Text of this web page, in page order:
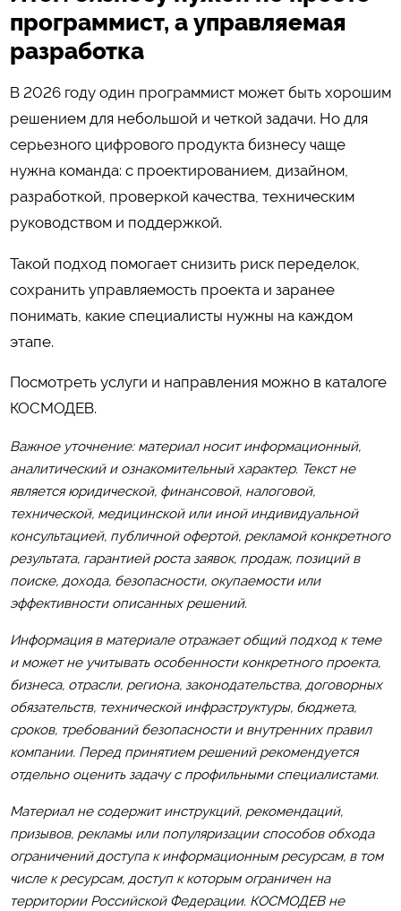
программист, а управляемая
разработка
В 2026 году один программист может быть хорошим
решением для небольшой и четкой задачи. Но для
серьезного цифрового продукта бизнесу чаще
нужна команда: с проектированием, дизайном,
разработкой, проверкой качества, техническим
руководством и поддержкой.
Такой подход помогает снизить риск переделок,
сохранить управляемость проекта и заранее
понимать, какие специалисты нужны на каждом
этапе.
Посмотреть услуги и направления можно в каталоге
КОСМОДЕВ.
Важное уточнение: материал носит информационный,
аналитический и ознакомительный характер. Текст не
является юридической, финансовой, налоговой,
технической, медицинской или иной индивидуальной
консультацией, публичной офертой, рекламой конкретного
результата, гарантией роста заявок, продаж, позиций в
поиске, дохода, безопасности, окупаемости или
эффективности описанных решений.
Информация в материале отражает общий подход к теме
и может не учитывать особенности конкретного проекта,
бизнеса, отрасли, региона, законодательства, договорных
обязательств, технической инфраструктуры, бюджета,
сроков, требований безопасности и внутренних правил
компании. Перед принятием решений рекомендуется
отдельно оценить задачу с профильными специалистами.
Материал не содержит инструкций, рекомендаций,
призывов, рекламы или популяризации способов обхода
ограничений доступа к информационным ресурсам, в том
числе к ресурсам, доступ к которым ограничен на
территории Российской Федерации. КОСМОДЕВ не